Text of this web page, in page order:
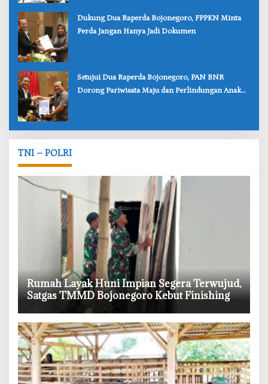
‎Dukung Dua Raperda Bojonegoro, FPPKN Minta
Perda Jangan Hanya Jadi Dokumen
‎Setujui Dua Raperda Bojonegoro, PAN BNR
Dorong Pariwisata Maju dan Perlindungan Anak
TNI – POLRI
‎Rumah Layak Huni Impian Segera Terwujud,
Satgas TMMD Bojonegoro Kebut Finishing